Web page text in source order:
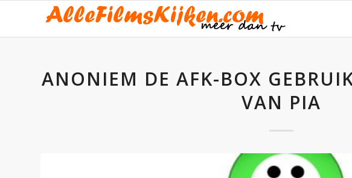
ANONIEM DE AFK-BOX
VAN PIA